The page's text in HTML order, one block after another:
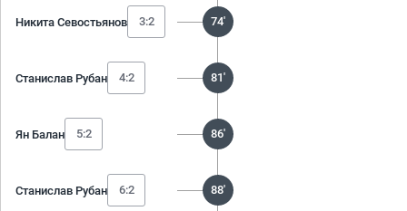
Никита Севостьянов 3:2 74'
Станислав Рубан 4:2 81'
Ян Балан 5:2 86'
Станислав Рубан 6:2 88'